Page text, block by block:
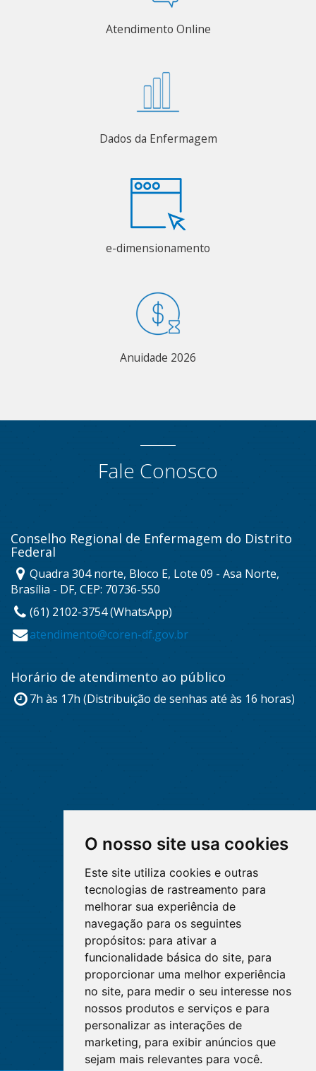
O nosso site usa cookies
Este site utiliza cookies e outras
tecnologias de rastreamento para
melhorar sua experiência de
navegação para os seguintes
propósitos: para ativar a
funcionalidade básica do site, para
proporcionar uma melhor experiência
no site, para medir o seu interesse nos
nossos produtos e serviços e para
personalizar as interações de
marketing, para exibir anúncios que
sejam mais relevantes para você.
Atendimento Online
Dados da Enfermagem
e-dimensionamento
Anuidade 2026
Fale Conosco
Conselho Regional de Enfermagem do Distrito
Federal
Quadra 304 norte, Bloco E, Lote 09 - Asa Norte,
Brasília - DF, CEP: 70736-550
(61) 2102-3754 (WhatsApp)
atendimento@coren-df.gov.br
Horário de atendimento ao público
7h às 17h (Distribuição de senhas até às 16 horas)